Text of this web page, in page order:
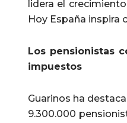
lidera el
Hoy España inspira
Los pensionistas
impuestos
Guarinos ha
9.300.000